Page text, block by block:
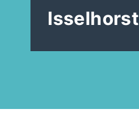
Isselhorst